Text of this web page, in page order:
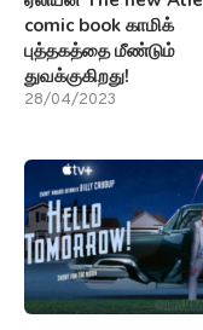
comic book காமிக்
புத்தகத்தை மீண்டும்
துவக்குகிறது!
28/04/2023